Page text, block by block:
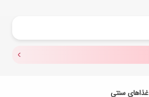
غذاهای سنتی